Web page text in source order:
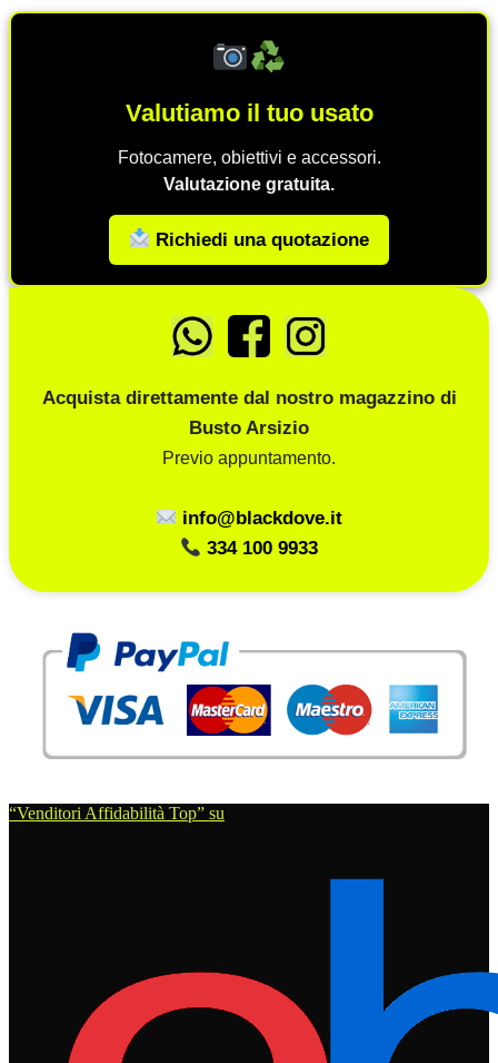
Valutiamo il tuo usato
Fotocamere, obiettivi e accessori.
Valutazione gratuita.
Richiedi una quotazione
Acquista direttamente dal nostro magazzino di
Busto Arsizio
Previo appuntamento.
info@blackdove.it
334 100 9933
“Venditori Affidabilità Top” su